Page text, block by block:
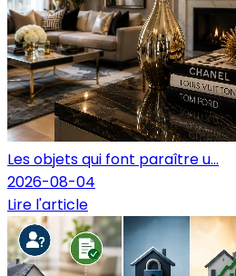
Les objets qui font paraître u...
2026-08-04
Lire l'article